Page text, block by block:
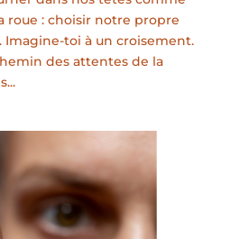
roue : choisir notre propre
Imagine-toi à un croisement.
des attentes de la